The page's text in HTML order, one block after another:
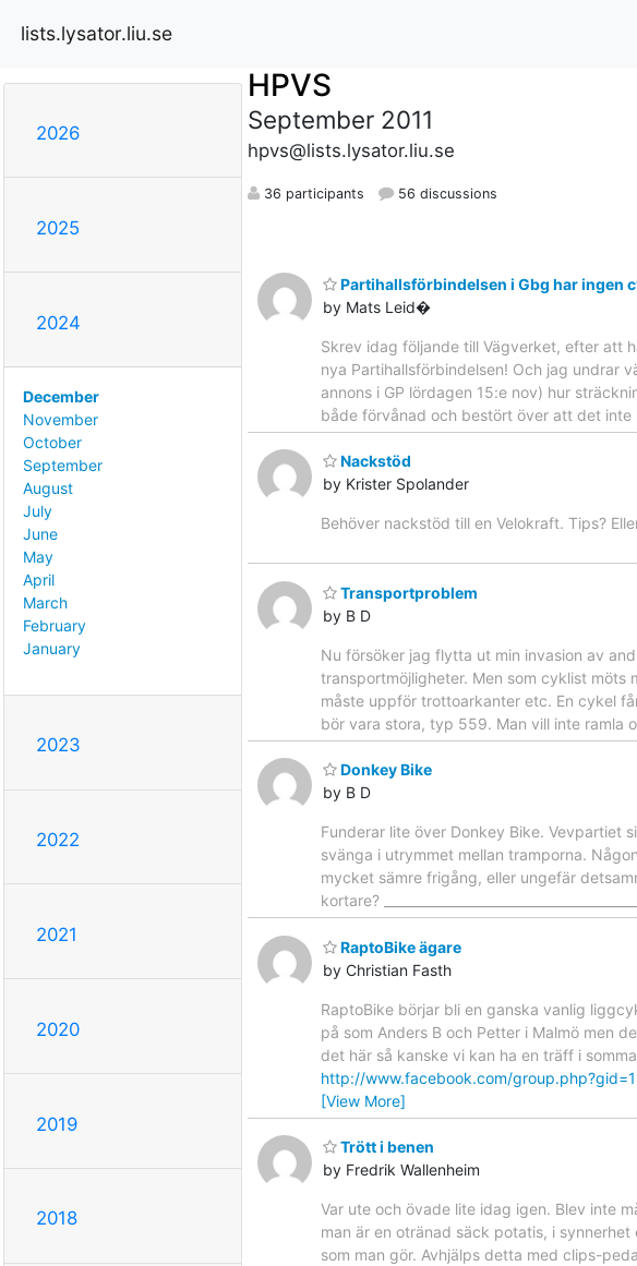
lists.lysator.liu.se
2026
2025
2024
December
November
October
September
August
July
June
May
April
March
February
January
2023
2022
2021
2020
2019
2018
HPVS
September 2011
hpvs@lists.lysator.liu.se
36 participants 56 discussions
Partihallsförbindelsen i Gbg har ingen
by Mats Leid�
Skrev idag följande till Vägverket, efter att
nya Partihallsförbindelsen! Och jag undrar
annons i GP lördagen 15:e nov) hur
både förvånad och bestört över att det
Nackstöd
by Krister Spolander
Behöver nackstöd till en Velokraft. Tips?
Transportproblem
by B D
Nu försöker jag flytta ut min invasion av
transportmöjligheter. Men som cyklist möts
måste uppför trottoarkanter etc. En cykel
bör vara stora, typ 559. Man vill inte ramla
Donkey Bike
by B D
Funderar lite över Donkey Bike. Vevpartiet
svänga i utrymmet mellan tramporna.
mycket sämre frigång, eller ungefär
kortare?
RaptoBike ägare
by Christian Fasth
RaptoBike börjar bli en ganska vanlig
på som Anders B och Petter i Malmö men
det här så kanske vi kan ha en träff i
http://www.facebook.com/
[View More]
Trött i benen
by Fredrik Wallenheim
Var ute och övade lite idag igen. Blev inte
man är en otränad säck potatis, i
som man gör. Avhjälps detta med clips-